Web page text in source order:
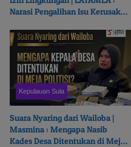
Narasi Pengalihan Isu Kerusakan
Dokumen ke Publik
Kepulauan Sula
Suara Nyaring dari Wailoba |
Masmina : Mengapa Nasib
Kades Desa Ditentukan di Meja